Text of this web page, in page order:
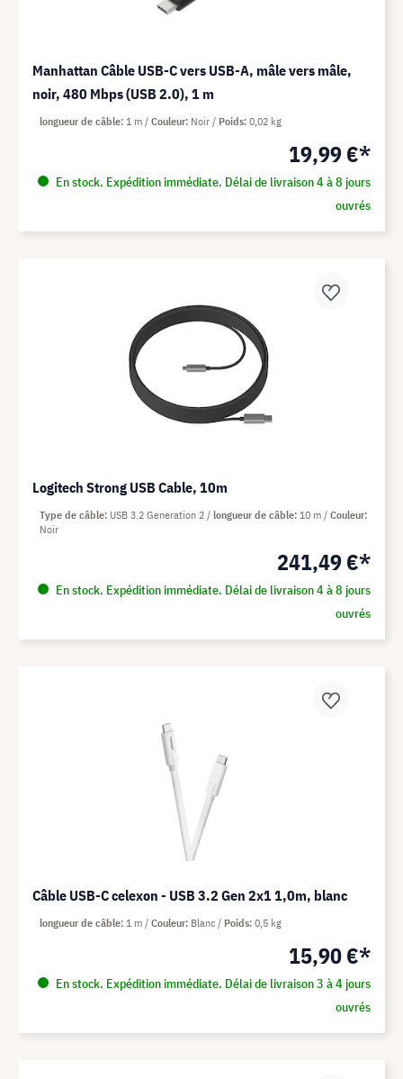
Manhattan Câble USB-C vers USB-A, mâle vers mâle,
noir, 480 Mbps (USB 2.0), 1 m
19,99 €*
En stock. Expédition immédiate. Délai de livraison 4 à 8 jours
ouvrés
longueur de câble 1 m Couleur Noir Poids 0,02 kg
Logitech Strong USB Cable, 10m
241,49 €*
En stock. Expédition immédiate. Délai de livraison 4 à 8 jours
ouvrés
Type de câble USB 3.2 Generation 2 longueur de câble 10 m
Couleur
Noir
Câble USB-C celexon - USB 3.2 Gen 2x1 1,0m, blanc
15,90 €*
En stock. Expédition immédiate. Délai de livraison 3 à 4 jours
ouvrés
longueur de câble 1 m Couleur Blanc Poids 0,5 kg